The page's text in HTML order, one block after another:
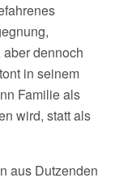
dennoch
in seinem
Familie als
wird, statt als
aus Dutzenden